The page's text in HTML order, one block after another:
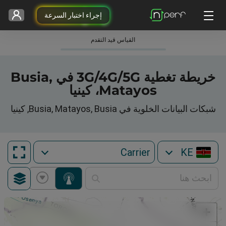
إجراء اختبار السرعة
القياس قيد التقدم
خريطة تغطية 3G/4G/5G في Busia,
Matayos، كينيا
شبكات البيانات الخلوية في Busia, Matayos, Busia, كينيا
KE